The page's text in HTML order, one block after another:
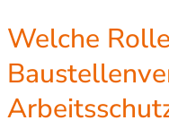
Welche